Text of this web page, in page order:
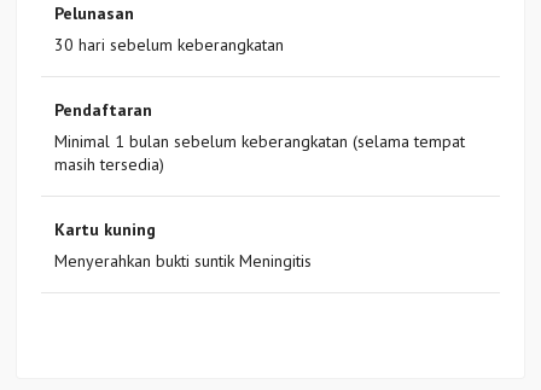
Pelunasan
30 hari sebelum keberangkatan
Pendaftaran
Minimal 1 bulan sebelum keberangkatan (selama tempat
masih tersedia)
Kartu kuning
Menyerahkan bukti suntik Meningitis